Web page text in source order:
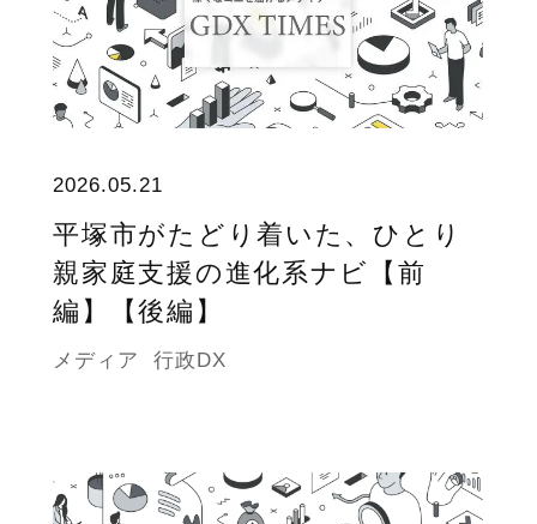
2026.05.21
平塚市がたどり着いた、ひとり
親家庭支援の進化系ナビ【前
編】【後編】
メディア 行政DX